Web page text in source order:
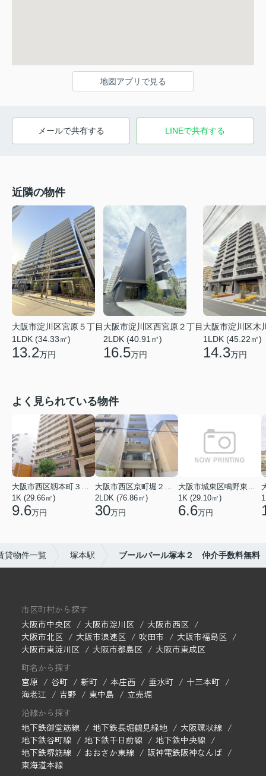
地図アプリで見る
メールで共有する LINEで共有する
近隣の物件
大阪市淀川区宮原５丁目
1LDK (34.33㎡)
13.2万円
大阪市淀川区西宮原２丁目
2LDK (40.91㎡)
16.5万円
大阪市淀川区木
1LDK (45.22㎡)
14.3万円
よく見られている物件
大阪市西区靱本町３丁目
1K (29.66㎡)
9.6万円
大阪市西区京町堀２丁目
2LDK (76.86㎡)
30万円
大阪市城東区鴫野東３丁目
1K (29.10㎡)
6.6万円
貸物件一覧 塚本駅 ブールバール塚本２ 仲介手数料無料
市区町村から探す
大阪市中央区
大阪市淀川区
大阪市西区
大阪市北区
大阪市浪速区 吹田市
大阪市福島区
大阪市東淀川区
大阪市都島区
大阪市東成区
町名から探す
宮原
谷町 新町 本庄西 垂水町
十三本町
海老江
吉野 東中島
立売堀
沿線から探す
地下鉄御堂筋線
地下鉄長堀鶴見緑地
大阪環状線
地下鉄谷町線
地下鉄千日前線
地下鉄中央線
地下鉄堺筋線
おおさか東線
阪神電鉄阪神なんば
東海道本線